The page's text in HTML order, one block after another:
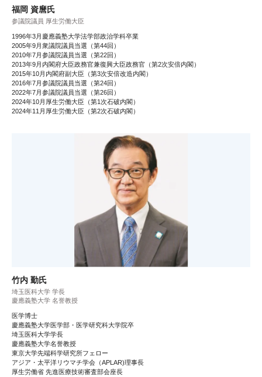
福岡 資麿氏
参議院議員 厚生労働大臣
1996年3月慶應義塾大学法学部政治学科卒業
2005年9月衆議院議員当選（第44回）
2010年7月参議院議員当選（第22回）
2013年9月内閣府大臣政務官兼復興大臣政務官（第2次安倍内閣）
2015年10月内閣府副大臣（第3次安倍改造内閣）
2016年7月参議院議員当選（第24回）
2022年7月参議院議員当選（第26回）
2024年10月厚生労働大臣（第1次石破内閣）
2024年11月厚生労働大臣（第2次石破内閣）
竹内 勤氏
埼玉医科大学 学長
慶應義塾大学 名誉教授
医学博士
慶應義塾大学医学部・医学研究科大学院卒
埼玉医科大学学長
慶應義塾大学名誉教授
東京大学先端科学研究所フェロー
アジア・太平洋リウマチ学会（APLAR)理事長
厚生労働省 先進医療技術審査部会座長